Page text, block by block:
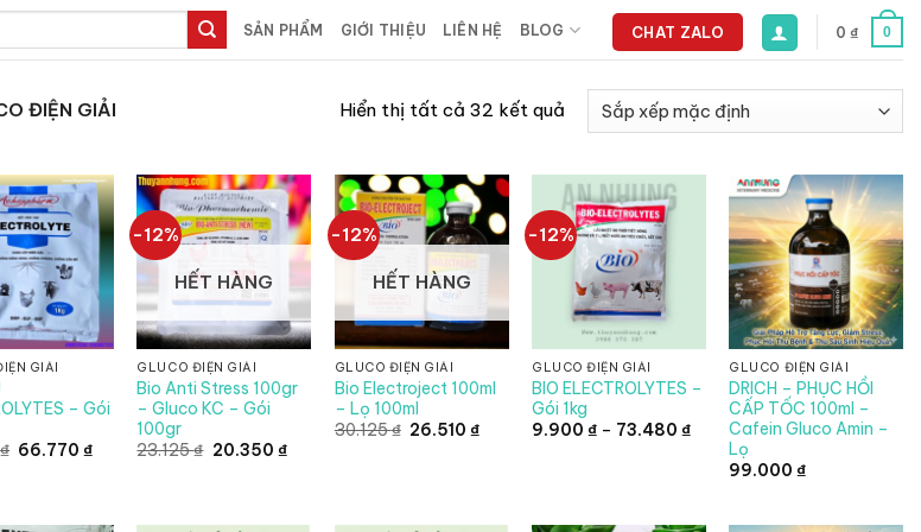
SẢN PHẨM GIỚI THIỆU LIÊN HỆ BLOG CHAT ZALO 0 ₫ 0
ĐIỆN GIẢI Hiển thị tất cả 32 kết quả
GIẢI
– Gói
₫ Giá
66.770₫Giá
-12%
HẾT HÀNG
GLUCO ĐIỆN GIẢI
Bio Anti Stress 100gr
– Gluco KC – Gói
100gr
23.125₫ Giá
20.350 ₫Giá
-12%
HẾT HÀNG
GLUCO ĐIỆN GIẢI
Bio Electroject 100ml
– Lọ 100ml
30.125₫ Giá
26.510 ₫Giá
-12%
GLUCO ĐIỆN GIẢI
BIO ELECTROLYTES –
Gói 1kg
9.900₫ – 73.480₫Khoảng
9.900 ₫
GLUCO ĐIỆN GIẢI
DRICH – PHỤC HỒI
CẤP TỐC 100ml –
Cafein Gluco Amin –
Lọ
99.000₫